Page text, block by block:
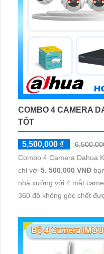
COMBO 4 CAMERA
TỐT
5,500,000 ₫
Combo 4 Camera Dahua
chỉ với 5. 500.000 VNĐ
nhà xưởng với 4 mắt
360 độ không góc chết